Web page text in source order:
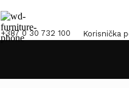
+387 0 30 732 100 Korisnička